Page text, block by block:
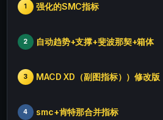
1 强化的SMC指标
2 自动趋势+支撑+斐波那契+箱体
3 MACD XD（副图指标））修改版
4 smc+肯特那合并指标